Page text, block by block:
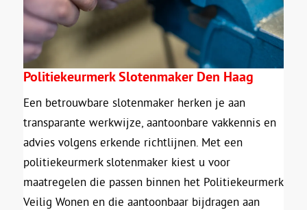
Politiekeurmerk Slotenmaker Den Haag
Een betrouwbare slotenmaker herken je aan
transparante werkwijze, aantoonbare vakkennis en
advies volgens erkende richtlijnen. Met een
politiekeurmerk slotenmaker kiest u voor
maatregelen die passen binnen het Politiekeurmerk
Veilig Wonen en die aantoonbaar bijdragen aan